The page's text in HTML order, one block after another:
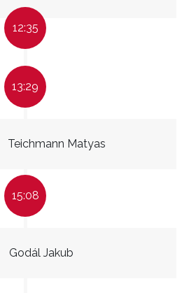
12:35
13:29
Teichmann Matyas
15:08
Godál Jakub